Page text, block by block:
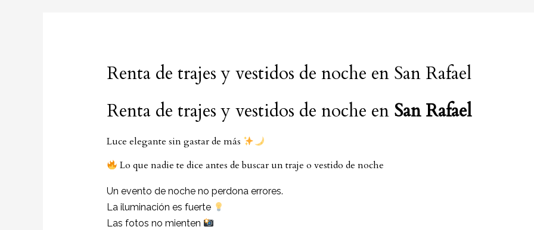
Renta de trajes y vestidos de noche en San Rafael
Renta de trajes y vestidos de noche en San Rafael
Luce elegante sin gastar de más
Lo que nadie te dice antes de buscar un traje o vestido de noche
Un evento de noche no perdona errores.
La iluminación es fuerte
Las fotos no mienten